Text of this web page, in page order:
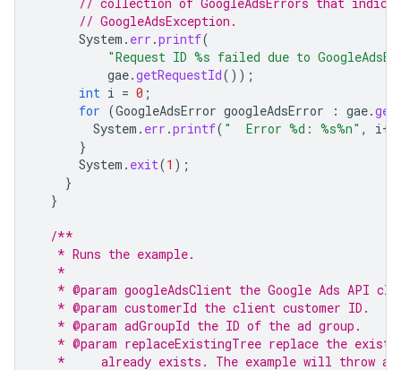
// GoogleAdsException.
System . err .printf(
"Request ID %s failed due to
gae.getRequestId());
int i = 0 ;
for (GoogleAdsError googleAdsError : gae.
System . err .printf( "  Error %d: %s%n" , i++
}
System . exit(1 );
}
}
/**
   * Runs the example.
   *
* @param googleAdsClient the Google Ads API
   * @param customerId the client customer ID.
   * @param adGroupId the ID of the ad group.
* @param replaceExistingTree replace the
*     already exists. The example will throw